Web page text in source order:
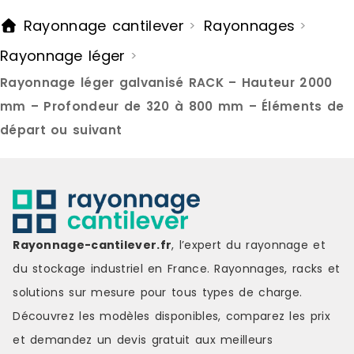
Rayonnage cantilever > Rayonnages >
Rayonnage léger >
Rayonnage léger galvanisé RACK – Hauteur 2000
mm – Profondeur de 320 à 800 mm – Éléments de
départ ou suivant
Rayonnage-cantilever.fr, l’expert du rayonnage et
du stockage industriel en France. Rayonnages, racks et
solutions sur mesure pour tous types de charge.
Découvrez les modèles disponibles, comparez les prix
et demandez un devis gratuit aux meilleurs